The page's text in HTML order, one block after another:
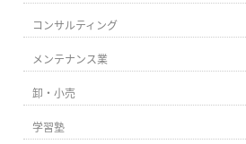
コンサルティング
メンテナンス業
卸・小売
学習塾